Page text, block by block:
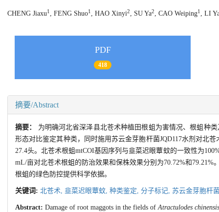
CHENG Jiaxu1 , FENG Shuo1 , HAO Xinyi2 , SU Ya2 , CAO Weiping1 , LI
PDF
418
摘要/Abstract
摘要： 为明确河北省深泽县北苍术种植田根蛆为害情况、根蛆种
形态对比鉴定其种类，同时施用苏云金芽胞杆菌JQD117水剂对北
27.4头。北苍术根蛆mtCOI基因序列与韭菜迟眼蕈蚊的一致性为
mL/亩对北苍术根蛆的防治效果和保株效果分别为70.72%和
根蛆的绿色防控提供科学依据。
关键词: 北苍术, 韭菜迟眼蕈蚊, 种类鉴定, 分子标记, 苏云金芽胞杆
Abstract:Damage of root maggots in the fields ofAtractulodes